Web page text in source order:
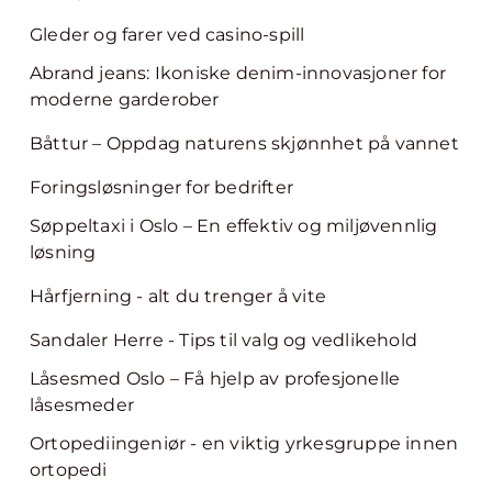
Gleder og farer ved casino-spill
Abrand jeans: Ikoniske denim-innovasjoner for
moderne garderober
Båttur – Oppdag naturens skjønnhet på vannet
Foringsløsninger for bedrifter
Søppeltaxi i Oslo – En effektiv og miljøvennlig
løsning
Hårfjerning - alt du trenger å vite
Sandaler Herre - Tips til valg og vedlikehold
Låsesmed Oslo – Få hjelp av profesjonelle
låsesmeder
Ortopediingeniør - en viktig yrkesgruppe innen
ortopedi